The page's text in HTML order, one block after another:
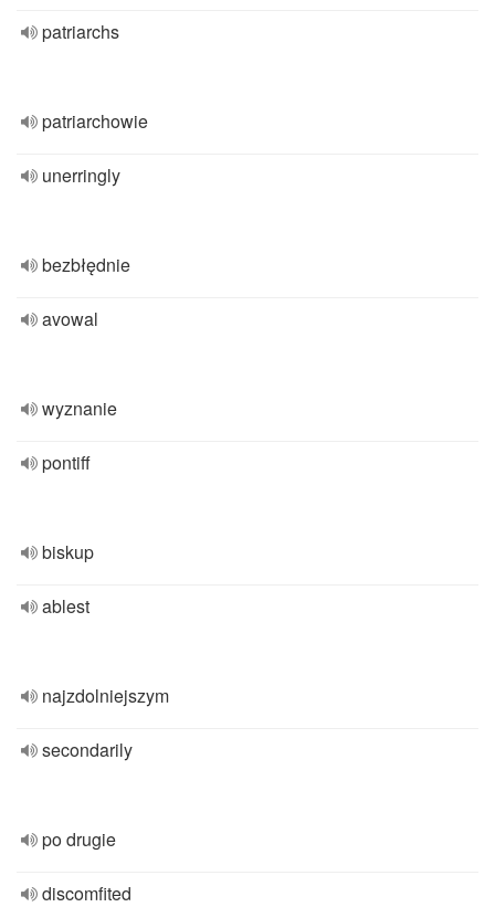
patriarchs
patriarchowie
unerringly
bezbłędnie
avowal
wyznanie
pontiff
biskup
ablest
najzdolniejszym
secondarily
po drugie
discomfited